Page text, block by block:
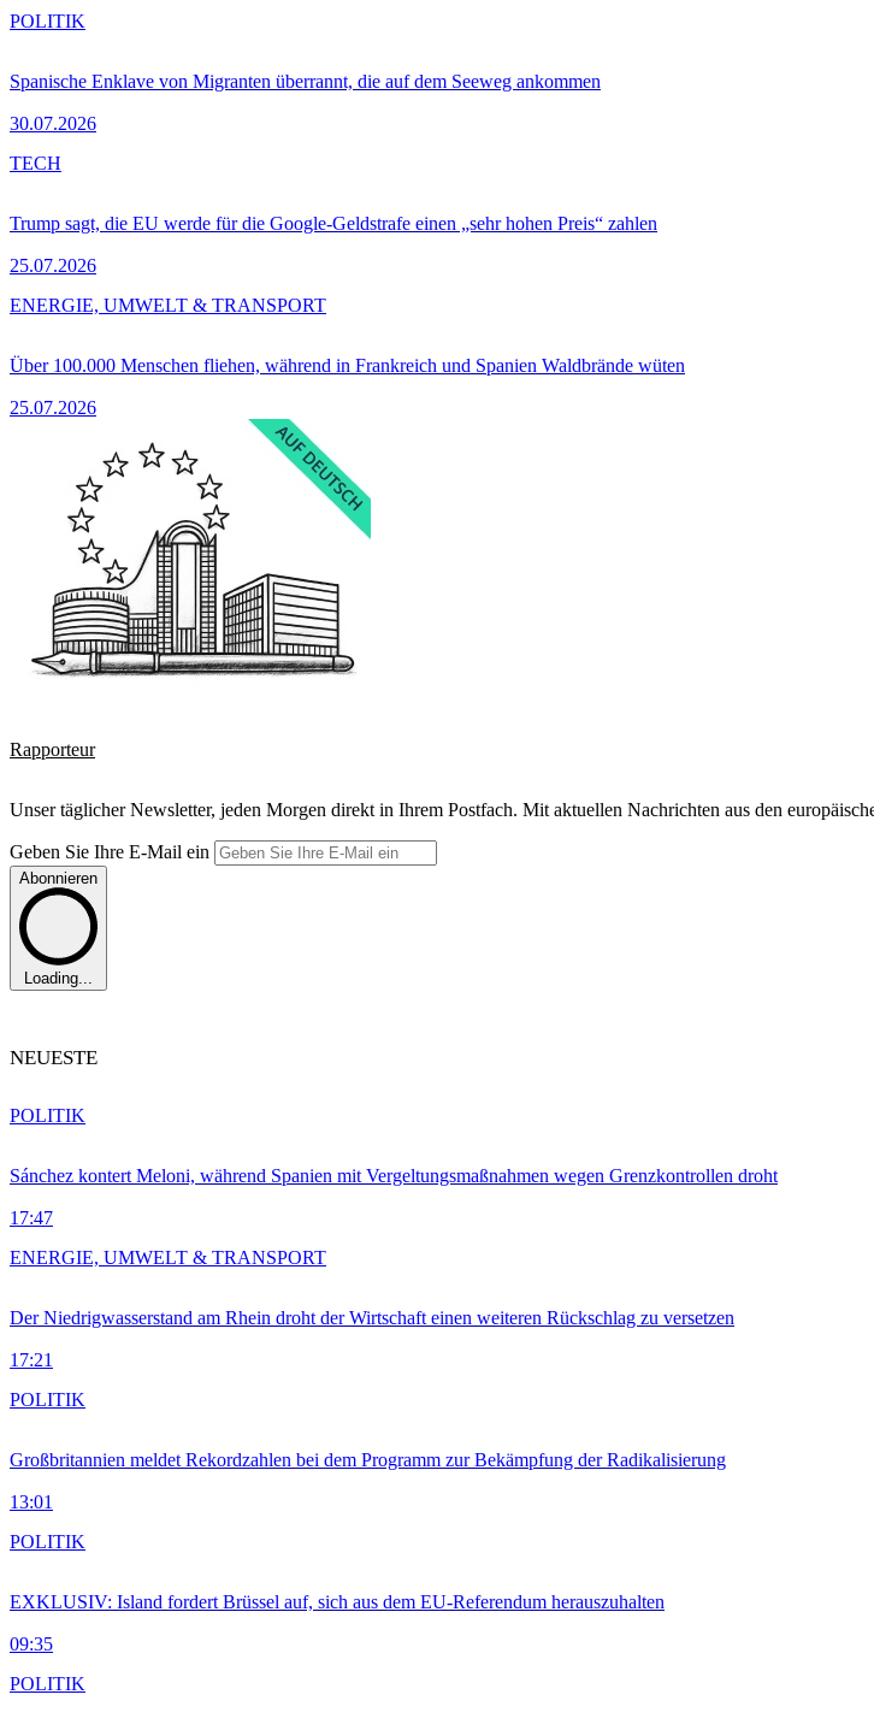
Spanische Enklave von Migranten überrannt, die auf dem Seeweg ankommen
30.07.2026
POLITIK
Trump sagt, die EU werde für die Google-Geldstrafe einen „sehr hohen Preis“ zahlen
25.07.2026
TECH
Über 100.000 Menschen fliehen, während in Frankreich und Spanien Waldbrände wüten
25.07.2026
ENERGIE, UMWELT & TRANSPORT
Rapporteur
Unser täglicher Newsletter, jeden Morgen direkt in Ihrem Postfach. Mit aktuellen Nachrichten aus den
Geben Sie Ihre E-Mail ein
Abonnieren
Loading...
NEUESTE
Sánchez kontert Meloni, während Spanien mit Vergeltungsmaßnahmen wegen Grenzkontrollen droht
17:47
POLITIK
Der Niedrigwasserstand am Rhein droht der Wirtschaft einen weiteren Rückschlag zu versetzen
17:21
ENERGIE, UMWELT & TRANSPORT
Großbritannien meldet Rekordzahlen bei dem Programm zur Bekämpfung der Radikalisierung
13:01
POLITIK
EXKLUSIV: Island fordert Brüssel auf, sich aus dem EU-Referendum herauszuhalten
09:35
POLITIK
POLITIK